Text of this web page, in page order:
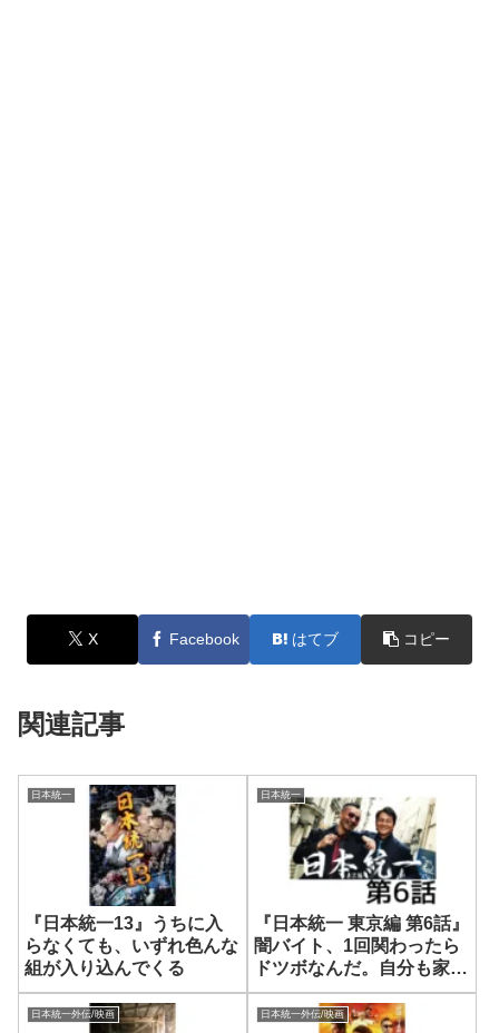
X Facebook はてブ コピー
関連記事
日本統一
『日本統一13』うちに入
らなくても、いずれ色んな
組が入り込んでくる
日本統一
『日本統一 東京編 第6話』
闇バイト、1回関わったら
ドツボなんだ。自分も家族
もみんな……
日本統一外伝/映画 日本統一外伝/映画